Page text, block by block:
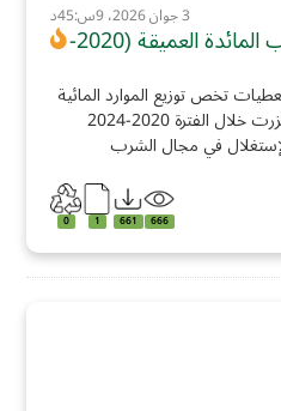
3 جوان 2026، 9س:45د
توزيع الموارد المائية حسب المائدة العميقة (2020-
تخص توزيع الموارد المائية
حسب المائدة العميقة بولاية بنزرت خلال الفترة 2020-2024
الإستغلال في مجال الشرب
666
661
1
0